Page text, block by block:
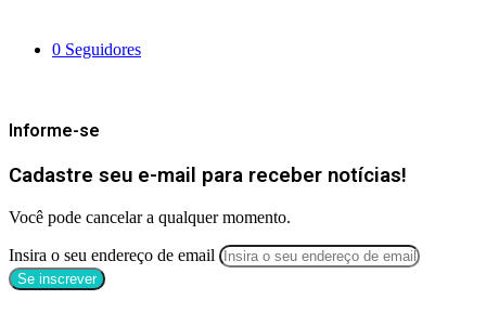
0 Seguidores
Informe-se
Cadastre seu e-mail para receber notícias!
Você pode cancelar a qualquer momento.
Insira o seu endereço de email